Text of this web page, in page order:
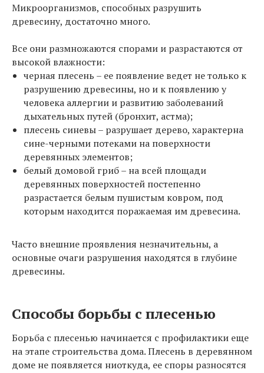
Микроорганизмов, способных разрушить
древесину, достаточно много.
Все они размножаются спорами и разрастаются от
высокой влажности:
черная плесень – ее появление ведет не только к
разрушению древесины, но и к появлению у
человека аллергии и развитию заболеваний
дыхательных путей (бронхит, астма);
плесень синевы – разрушает дерево, характерна
сине-черными потеками на поверхности
деревянных элементов;
белый домовой гриб – на всей площади
деревянных поверхностей постепенно
разрастается белым пушистым ковром, под
которым находится поражаемая им древесина.
Часто внешние проявления незначительны, а
основные очаги разрушения находятся в глубине
древесины.
Способы борьбы с плесенью
Борьба с плесенью начинается с профилактики еще
на этапе строительства дома. Плесень в деревянном
доме не появляется ниоткуда, ее споры разносятся